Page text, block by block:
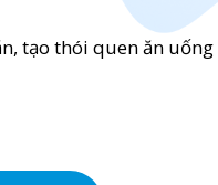
tạo thói quen ăn uống